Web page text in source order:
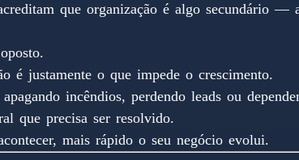
que organização é algo secundário —
é justamente o que impede o crescimento.
incêndios, perdendo leads ou
que precisa ser resolvido.
mais rápido o seu negócio evolui.